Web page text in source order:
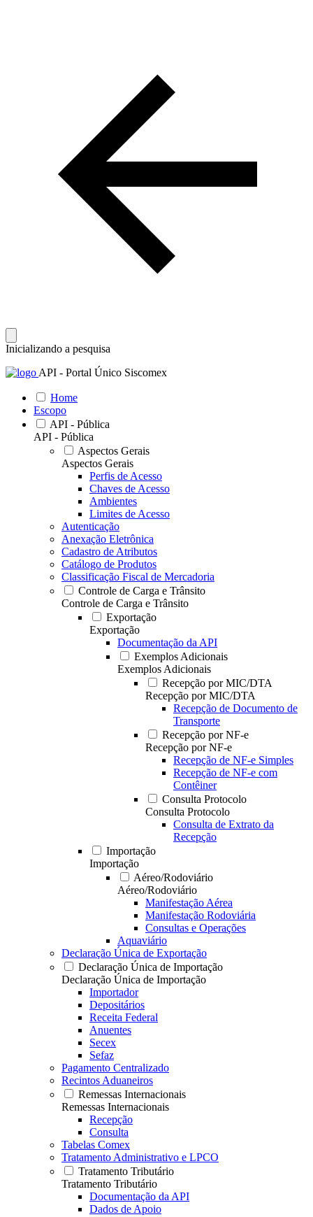
Inicializando a pesquisa
API - Portal Único Siscomex
Home
Escopo
API - Pública
API - Pública
Aspectos Gerais
Aspectos Gerais
Perfis de Acesso
Chaves de Acesso
Ambientes
Limites de Acesso
Autenticação
Anexação Eletrônica
Cadastro de Atributos
Catálogo de Produtos
Classificação Fiscal de Mercadoria
Controle de Carga e Trânsito
Controle de Carga e Trânsito
Exportação
Exportação
Documentação da API
Exemplos Adicionais
Exemplos Adicionais
Recepção por MIC/DTA
Recepção por MIC/DTA
Recepção de Documento de
Transporte
Recepção por NF-e
Recepção por NF-e
Recepção de NF-e Simples
Recepção de NF-e com
Contêiner
Consulta Protocolo
Consulta Protocolo
Consulta de Extrato da
Recepção
Importação
Importação
Aéreo/Rodoviário
Aéreo/Rodoviário
Manifestação Aérea
Manifestação Rodoviária
Consultas e Operações
Aquaviário
Declaração Única de Exportação
Declaração Única de Importação
Declaração Única de Importação
Importador
Depositários
Receita Federal
Anuentes
Secex
Sefaz
Pagamento Centralizado
Recintos Aduaneiros
Remessas Internacionais
Remessas Internacionais
Recepção
Consulta
Tabelas Comex
Tratamento Administrativo e LPCO
Tratamento Tributário
Tratamento Tributário
Documentação da API
Dados de Apoio